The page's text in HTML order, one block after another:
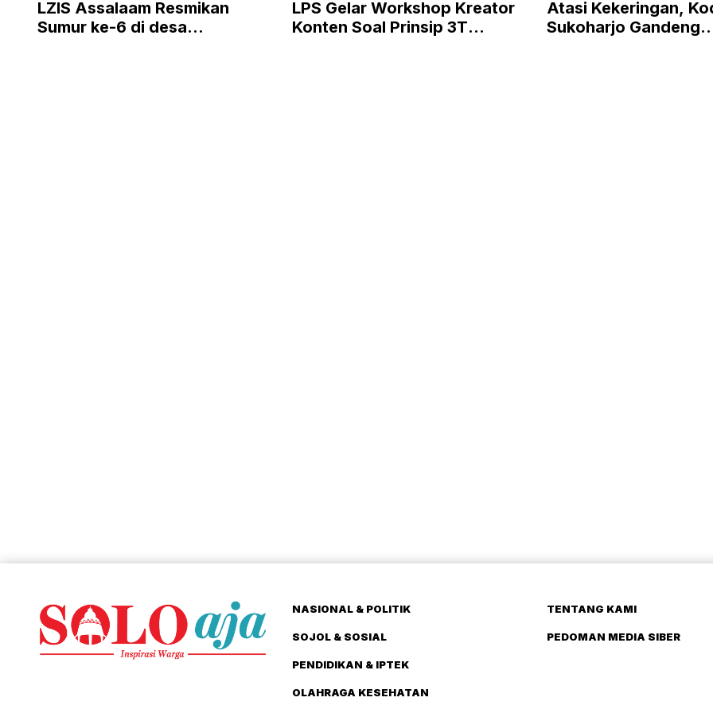
LZIS Assalaam Resmikan
Sumur ke-6 di desa
LPS Gelar Workshop Kreator
Konten Soal Prinsip 3T
Atasi Kekeringan,
Sukoharjo Gandeng
NASIONAL & POLITIK
SOJOL & SOSIAL
PENDIDIKAN & IPTEK
OLAHRAGA KESEHATAN
TENTANG KAMI
PEDOMAN MEDIA SIBER